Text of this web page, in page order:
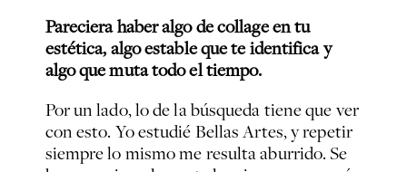
Pareciera haber algo de collage en tu
estética, algo estable que te identifica y
algo que muta todo el tiempo.
Por un lado, lo de la búsqueda tiene que ver
con esto. Yo estudié Bellas Artes, y repetir
siempre lo mismo me resulta aburrido. Se